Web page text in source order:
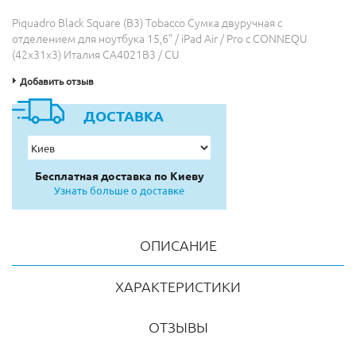
Piquadro Black Square (B3) Tobacco Сумка двуручная с
отделением для ноутбука 15,6" / iPad Air / Pro с CONNEQU
(42x31x3) Италия CA4021B3 / CU
Добавить отзыв
ДОСТАВКА
Бесплатная доставка по Киеву
Узнать больше о доставке
ОПИСАНИЕ
ХАРАКТЕРИСТИКИ
ОТЗЫВЫ